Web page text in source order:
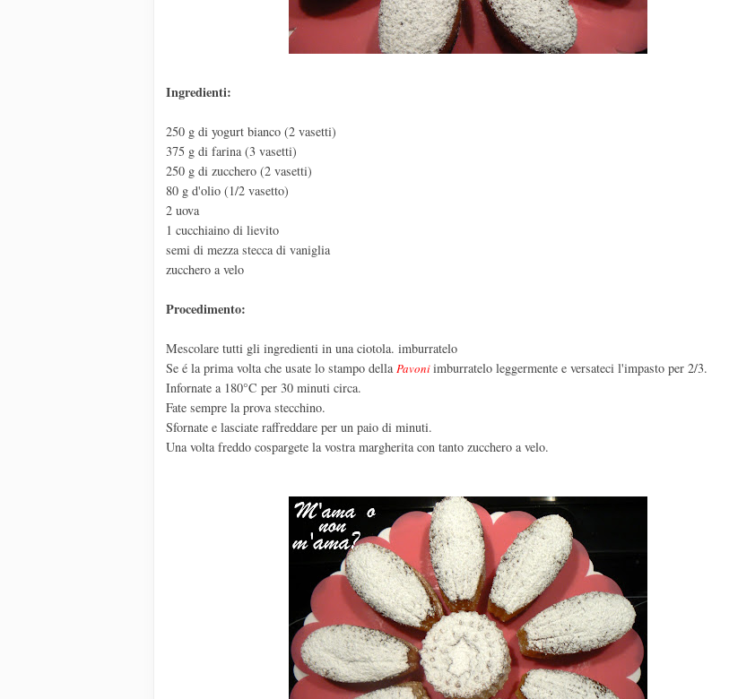
Ingredienti:
250 g di yogurt bianco (2 vasetti)
375 g di farina (3 vasetti)
250 g di zucchero (2 vasetti)
80 g d'olio (1/2 vasetto)
2 uova
1 cucchiaino di lievito
semi di mezza stecca di vaniglia
zucchero a velo
Procedimento:
Mescolare tutti gli ingredienti in una ciotola. imburratelo
Se é la prima volta che usate lo stampo dellaPavoniimburratelo leggermente e versateci l'impasto per 2/3.
Infornate a 180°C per 30 minuti circa.
Fate sempre la prova stecchino.
Sfornate e lasciate raffreddare per un paio di minuti.
Una volta freddo cospargete la vostra margherita con tanto zucchero a velo.